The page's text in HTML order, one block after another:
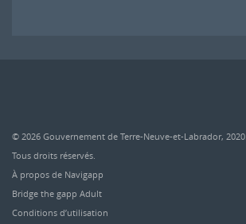
© 2026 Gouvernement de Terre-Neuve-et-Labrador, 2020.
Tous droits réservés.
À propos de Navigapp
Bridge the gapp Adult
Conditions d’utilisation